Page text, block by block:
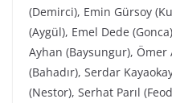
(Demirci), Emin Gürsoy
(Aygül), Emel Dede
Ayhan (Baysungur), Ömer
(Bahadır), Serdar
(Nestor), Serhat Parıl